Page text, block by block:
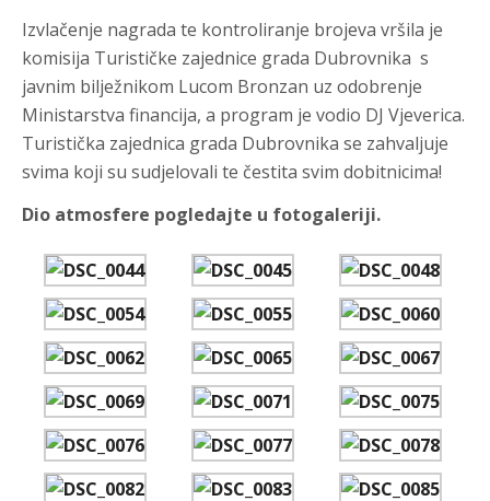
Izvlačenje nagrada te kontroliranje brojeva vršila je
komisija Turističke zajednice grada Dubrovnika s
javnim bilježnikom Lucom Bronzan uz odobrenje
Ministarstva financija, a program je vodio DJ Vjeverica.
Turistička zajednica grada Dubrovnika se zahvaljuje
svima koji su sudjelovali te čestita svim dobitnicima!
Dio atmosfere pogledajte u fotogaleriji.